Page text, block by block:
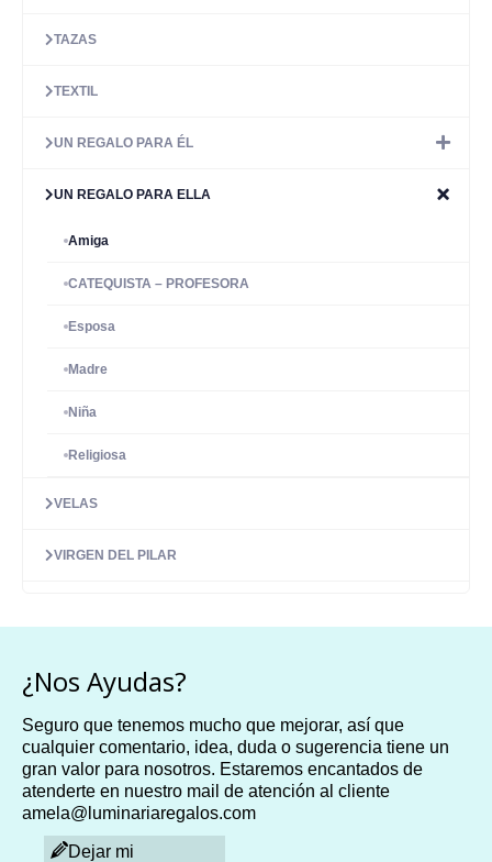
TAZAS
TEXTIL
UN REGALO PARA ÉL
UN REGALO PARA ELLA
Amiga
CATEQUISTA – PROFESORA
Esposa
Madre
Niña
Religiosa
VELAS
VIRGEN DEL PILAR
¿Nos Ayudas?
Seguro que tenemos mucho que mejorar, así que
cualquier comentario, idea, duda o sugerencia tiene un
gran valor para nosotros. Estaremos encantados de
atenderte en nuestro mail de atención al cliente
amela@luminariaregalos.com
Dejar mi